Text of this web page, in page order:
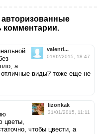
авторизованные
комментарии.
valenti...
01/02/2015, 18:47
а
отличные виды? тоже еще не
lizonkak
31/01/2015, 11:11
цветы,
чтобы цвести, а